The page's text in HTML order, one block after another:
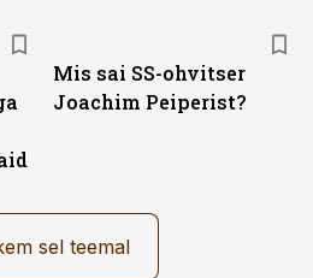
Mis sai SS-ohvitser
Joachim Peiperist?
sel teemal